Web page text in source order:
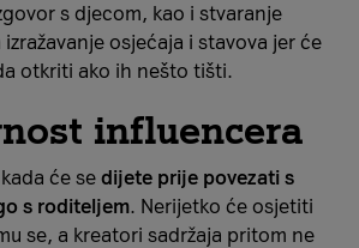
s djecom, kao i stvaranje
osjećaja i stavova jer će
otkriti ako ih nešto tišti.
influencera
će se dijete prije povezati s
s roditeljem. Nerijetko će osjetiti
se, a kreatori sadržaja pritom ne